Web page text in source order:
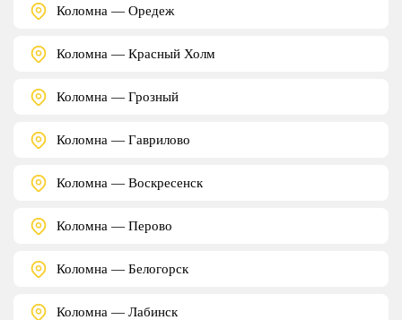
Коломна — Оредеж
Коломна — Красный Холм
Коломна — Грозный
Коломна — Гаврилово
Коломна — Воскресенск
Коломна — Перово
Коломна — Белогорск
Коломна — Лабинск